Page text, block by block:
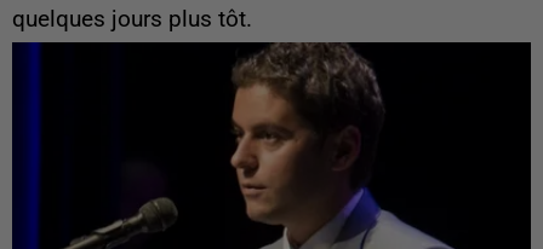
quelques jours plus tôt.